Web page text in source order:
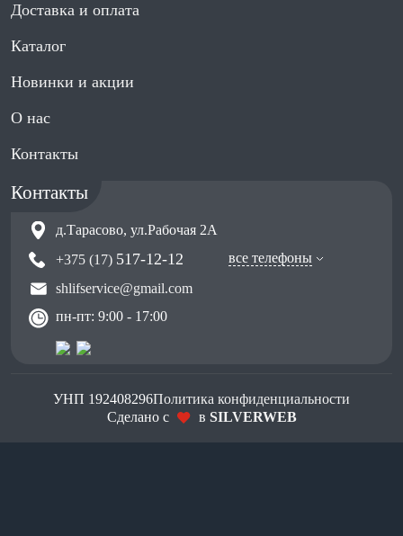
Доставка и оплата
Каталог
Новинки и акции
О нас
Контакты
Контакты
д.Тарасово, ул.Рабочая 2А
+375 (17) 517-12-12
все телефоны
shlifservice@gmail.com
пн-пт: 9:00 - 17:00
УНП 192408296Политика конфиденциальности
Сделано с
в SILVERWEB